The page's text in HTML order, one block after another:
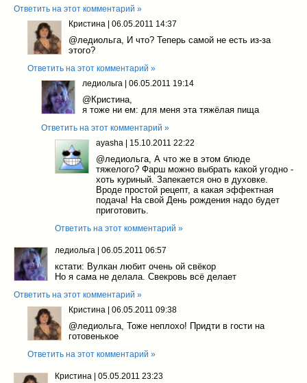
Ответить на этот комментарий »
Кристина | 06.05.2011 14:37
@ледиольга , И что? Теперь самой не есть из-за
этого?
Ответить на этот комментарий »
ледиольга | 06.05.2011 19:14
@Кристина
я тоже ни ем: для меня эта тяжёлая пища
Ответить на этот комментарий »
ayasha | 15.10.2011 22:22
@ледиольга , А что же в этом блюде
тяжелого? Фарш можно выбрать какой угодно -
хоть куриный. Запекается оно в духовке.
Вроде простой рецепт, а какая эффектная
подача! На свой День рождения надо будет
приготовить.
Ответить на этот комментарий »
ледиольга | 06.05.2011 06:57
кстати: Вулкан любит очень ой свёкор
Но я сама не делала. Свекровь всё делает
Ответить на этот комментарий »
Кристина | 06.05.2011 09:38
@ледиольга , Тоже неплохо! Придти в гости на
готовенькое
Ответить на этот комментарий »
Кристина | 05.05.2011 23:23